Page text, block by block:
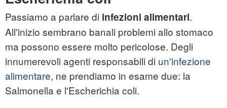
Passiamo a parlare di infezioni alimentari.
All'inizio sembrano banali problemi allo stomaco
ma possono essere molto pericolose. Degli
innumerevoli agenti responsabili di un'infezione
alimentare, ne prendiamo in esame due: la
Salmonella e l'Escherichia coli.